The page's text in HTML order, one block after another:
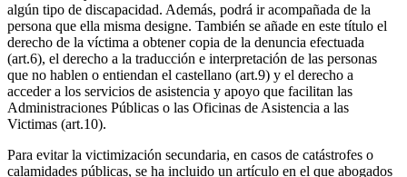
algún tipo de discapacidad. Además, podrá ir acompañada de la
persona que ella misma designe. También se añade en este título el
derecho de la víctima a obtener copia de la denuncia efectuada
(art.6), el derecho a la traducción e interpretación de las personas
que no hablen o entiendan el castellano (art.9) y el derecho a
acceder a los servicios de asistencia y apoyo que facilitan las
Administraciones Públicas o las Oficinas de Asistencia a las
Victimas (art.10).
Para evitar la victimización secundaria, en casos de catástrofes o
calamidades públicas, se ha incluido un artículo en el que abogados